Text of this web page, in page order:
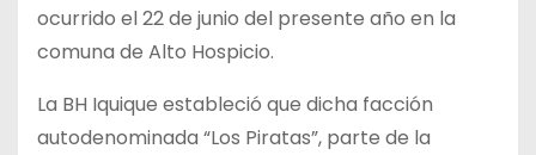
ocurrido el 22 de junio del presente año en la
comuna de Alto Hospicio.
La BH Iquique estableció que dicha facción
autodenominada “Los Piratas”, parte de la